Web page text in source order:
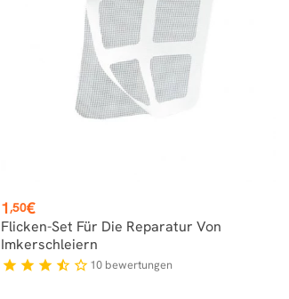
Preis
1,50€
Flicken-Set Für Die Reparatur Von
Imkerschleiern
star star star star_half star_border 10 bewertungen